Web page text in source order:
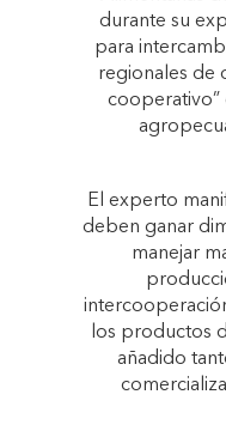
durante su
para
regionales de
cooperativo”
El experto
deben ganar
manejar
los productos
añadido